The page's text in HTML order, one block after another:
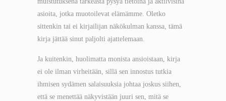
asioita, jotka muotoilevat elämämme. Oletko
sittenkin tai ei kirjailijan näkökulman kanssa, tämä
kirja jättää sinut paljolti ajattelemaan.
Ja kuitenkin, huolimatta monista ansioistaan, kirja
ei ole ilman virheitään, sillä sen innostus tutkia
ihmisen sydämen salaisuuksia johtaa joskus siihen,
että se menettää näkyvistään juuri sen, mitä se